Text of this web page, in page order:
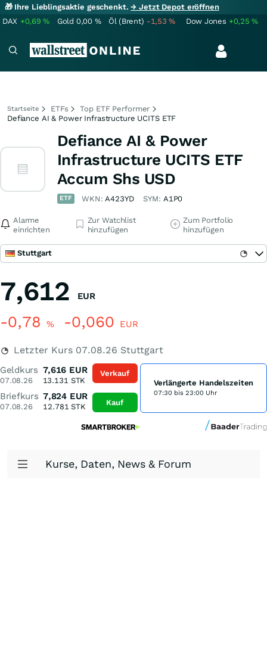
🎁 Ihre Lieblingsaktie geschenkt.→ Jetzt Depot eröffnen
DAX +0,69% Gold 0,00 % Öl (Brent) -1,53% Dow Jones +0,25%
Startseite ETFs
Top ETF Performer
Defiance AI & Power Infrastructure UCITS ETF
Defiance AI & Power
Infrastructure UCITS ETF
Accum Shs USD
ETF WKN:A423YD SYM: A1P0
Alarme
einrichten
Zur Watchlist
hinzufügen
Zum Portfolio
hinzufügen
Stuttgart
7,612 EUR
-0,78 % -0,060 EUR
Letzter Kurs 07.08.26 Stuttgart
Geldkurs
07.08.26
7,616 EUR
13.131 STK
Briefkurs
07.08.26
7,824 EUR
12.781 STK
Verkauf
Kauf
Verlängerte Handelszeiten
07:30 bis 23:00 Uhr
Kurse, Daten, News & Forum